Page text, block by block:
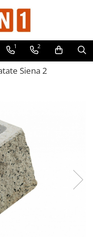
1 2
Siena 2